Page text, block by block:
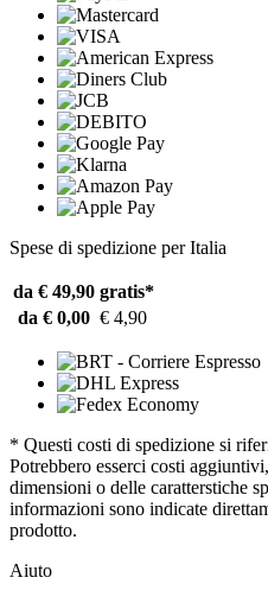
Spese di spedizione per Italia
da € 49,90 gratis*
da € 0,00 € 4,90
* Questi costi di spedizione si
Potrebbero esserci costi
dimensioni o delle caratterstiche
informazioni sono indicate
prodotto.
Aiuto